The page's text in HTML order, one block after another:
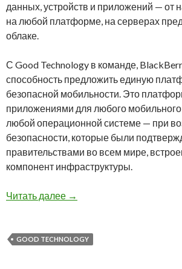
данных, устройств и приложений — от
на любой платформе, на серверах
облаке.
С Good Technology в команде,
способность предложить единую
безопасной мобильности. Это
приложениями для любого мобильного
любой операционной системе — при
безопасности, которые были
правительствами во всем мире,
компонент инфраструктуры.
Читать далее BlackBerry завершила
→
GOOD TECHNOLOGY